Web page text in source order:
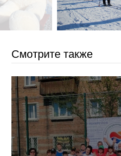
Смотрите также